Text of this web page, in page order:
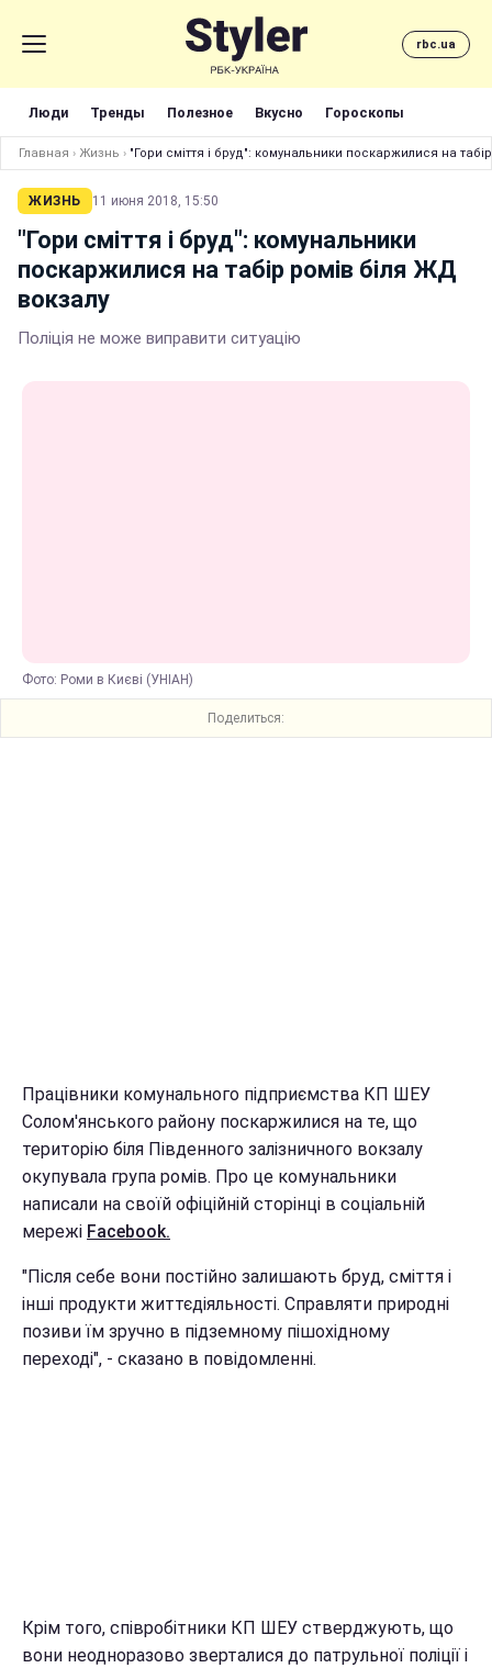
rbc.ua
Люди Тренды Полезное Вкусно Гороскопы
Главная › Жизнь › "Гори сміття і бруд": комунальники поскаржилися на
ЖИЗНЬ 11 июня 2018, 15:50
"Гори сміття і бруд": комунальники
поскаржилися на табір ромів біля ЖД
вокзалу
Поліція не може виправити ситуацію
Фото: Роми в Києві (УНІАН)
Поделиться:
Працівники комунального підприємства КП ШЕУ
Солом'янського району поскаржилися на те, що
територію біля Південного залізничного вокзалу
окупувала група ромів. Про це комунальники
написали на своїй офіційній сторінці в соціальній
мережі Facebook.
"Після себе вони постійно залишають бруд, сміття і
інші продукти життєдіяльності. Справляти природні
позиви їм зручно в підземному пішохідному
переході", - сказано в повідомленні.
Крім того, співробітники КП ШЕУ стверджують, що
вони неодноразово зверталися до патрульної поліції і